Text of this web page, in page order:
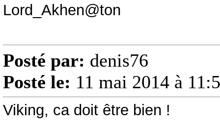
Lord_Akhen@ton
Posté par: denis76
Posté le: 11 mai 2014 à
Viking, ca doit être bien !